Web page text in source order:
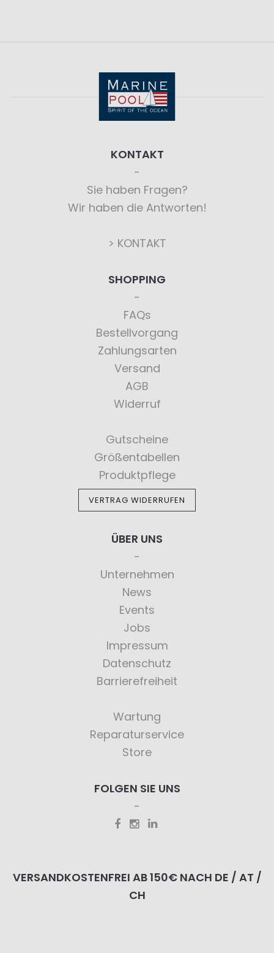
KONTAKT
Sie haben Fragen?
Wir haben die Antworten!
> KONTAKT
SHOPPING
FAQs
Bestellvorgang
Zahlungsarten
Versand
AGB
Widerruf
Gutscheine
Größentabellen
Produktpflege
VERTRAG WIDERRUFEN
ÜBER UNS
Unternehmen
News
Events
Jobs
Impressum
Datenschutz
Barrierefreiheit
Wartung
Reparaturservice
Store
FOLGEN SIE UNS
VERSANDKOSTENFREI AB 150€ NACH DE / AT /
CH